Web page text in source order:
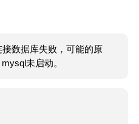
数据库失败，可能的原
未启动。